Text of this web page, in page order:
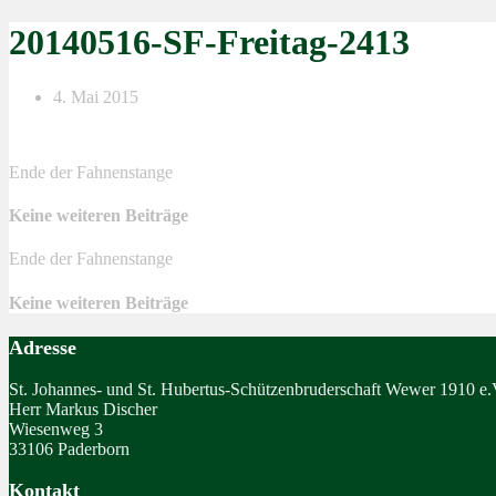
20140516-SF-Freitag-2413
4. Mai 2015
Ende der Fahnenstange
Keine weiteren Beiträge
Ende der Fahnenstange
Keine weiteren Beiträge
Adresse
St. Johannes- und St. Hubertus-Schützenbruderschaft Wewer 1910
Herr Markus Discher
Wiesenweg 3
33106 Paderborn
Kontakt